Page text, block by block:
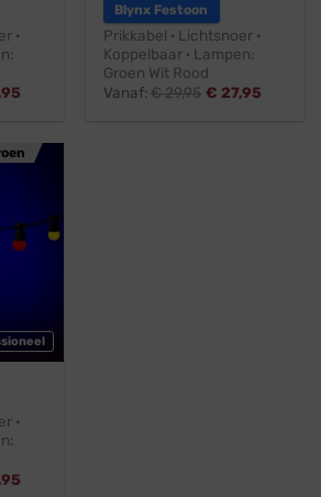
·
Blynx Festoon
Prikkabel · Lichtsnoer ·
Koppelbaar · Lampen:
Groen Wit Rood
Vanaf:€29,95 € 27,95
·